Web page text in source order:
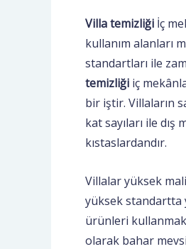
Villa temizliği İç
kullanım alanları
standartları ile
temizliği iç
bir iştir. Villaların
kat sayıları ile
kıstaslardandır.
Villalar yüksek
yüksek standartta
ürünleri
olarak bahar